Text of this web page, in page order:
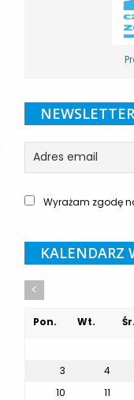
NEWSLETTER
Wyrażam zgodę
KALENDARZ
<
Pon. Wt. Śr.
3
4
10
11